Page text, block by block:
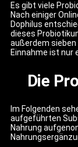
Es gibt viele
Nach einiger
Dophilus
dieses
außerdem
Einnahme ist nur
Die
Im Folgenden
aufgeführten
Nahrung